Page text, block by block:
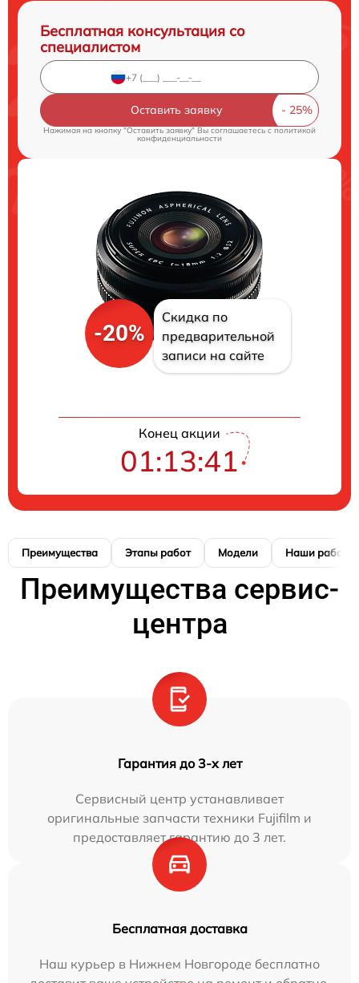
Бесплатная консультация со
специалистом
Оставить заявку
Нажимая на кнопку "Оставить заявку" Вы соглашаетесь c политикой
конфиденциальности
-20%
Скидка по
предварительной
записи на сайте
Конец акции
01:13:41
Преимущества Этапы работ Модели Наши работы
Преимущества сервис-
центра
Гарантия до 3-х лет
Сервисный центр устанавливает
оригинальные запчасти техники Fujifilm и
предоставляет гарантию до 3 лет.
Бесплатная доставка
Наш курьер в Нижнем Новгороде бесплатно